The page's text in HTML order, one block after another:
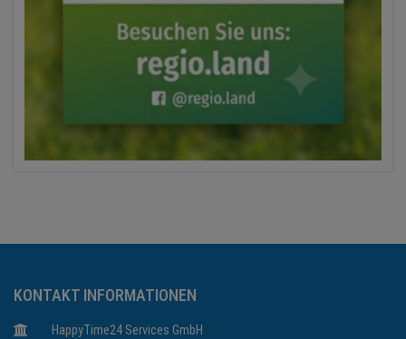
KONTAKT INFORMATIONEN
HappyTime24 Services GmbH